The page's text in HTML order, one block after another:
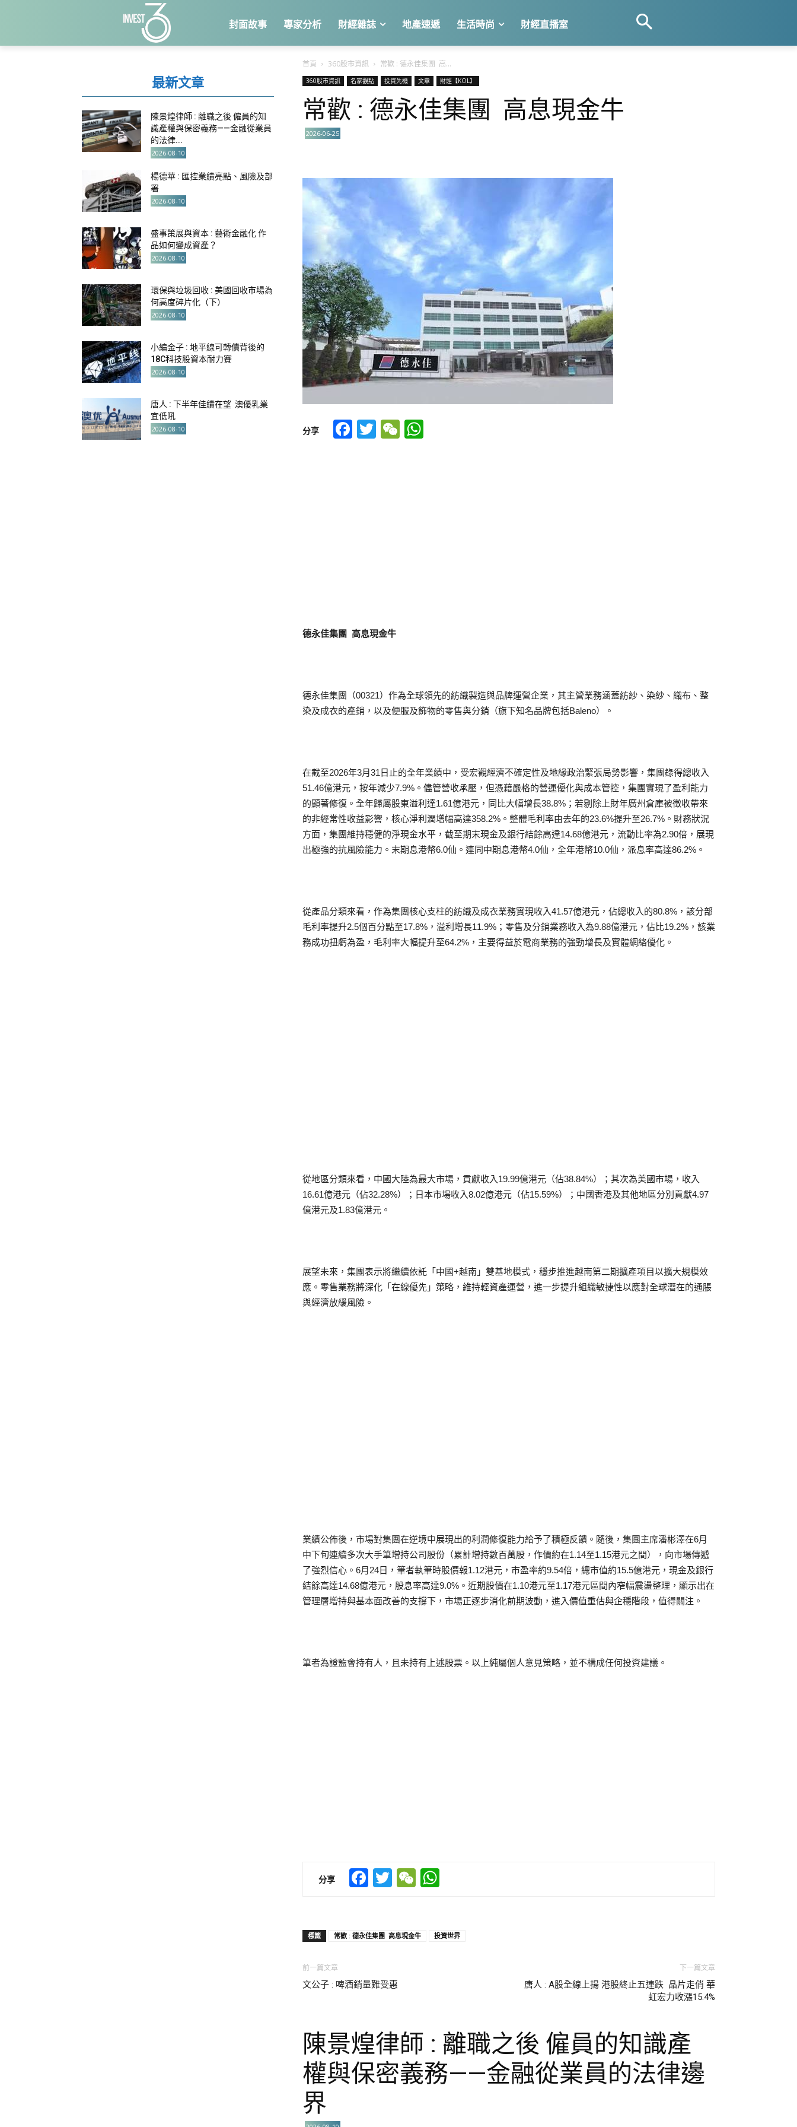
封面故事 專家分析 財經雜誌 地產速遞 生活時尚 財經直播室
首頁 360股市資訊 常歡 : 德永佳集團 高...
360股市資訊 名家觀點 投資先機 文章 財經【KOL】
常歡 : 德永佳集團 高息現金牛
2026-06-25
分享 Facebook
TwitterWeChat
德永佳集團 高息現金牛
德永佳集團（00321）作為全球領先的紡織製造與品牌運營企業，其主營業務涵蓋紡紗、染紗、織布、整
染及成衣的產銷，以及便服及飾物的零售與分銷（旗下知名品牌包括Baleno）。
在截至2026年3月31日止的全年業績中，受宏觀經濟不確定性及地緣政治緊張局勢影響，集團錄得總收入
51.46億港元，按年減少7.9%。儘管營收承壓，但憑藉嚴格的營運優化與成本管控，集團實現了盈利能力
的顯著修復。全年歸屬股東溢利達1.61億港元，同比大幅增長38.8%；若剔除上財年廣州倉庫被徵收帶來
的非經常性收益影響，核心淨利潤增幅高達358.2%。整體毛利率由去年的23.6%提升至26.7%。財務狀況
方面，集團維持穩健的淨現金水平，截至期末現金及銀行結餘高達14.68億港元，流動比率為2.90倍，展現
出極強的抗風險能力。末期息港幣6.0仙。連同中期息港幣4.0仙，全年港幣10.0仙，派息率高達86.2%。
從產品分類來看，作為集團核心支柱的紡織及成衣業務實現收入41.57億港元，佔總收入的80.8%，該分部
毛利率提升2.5個百分點至17.8%，溢利增長11.9%；零售及分銷業務收入為9.88億港元，佔比19.2%，該業
務成功扭虧為盈，毛利率大幅提升至64.2%，主要得益於電商業務的強勁增長及實體網絡優化。
從地區分類來看，中國大陸為最大市場，貢獻收入19.99億港元（佔38.84%）；其次為美國市場，收入
16.61億港元（佔32.28%）；日本市場收入8.02億港元（佔15.59%）；中國香港及其他地區分別貢獻4.97
億港元及1.83億港元。
展望未來，集團表示將繼續依託「中國+越南」雙基地模式，穩步推進越南第二期擴產項目以擴大規模效
應。零售業務將深化「在線優先」策略，維持輕資產運營，進一步提升組織敏捷性以應對全球潛在的通脹
與經濟放緩風險。
業績公佈後，市場對集團在逆境中展現出的利潤修復能力給予了積極反饋。隨後，集團主席潘彬澤在6月
中下旬連續多次大手筆增持公司股份（累計增持數百萬股，作價約在1.14至1.15港元之間），向市場傳遞
了強烈信心。6月24日，筆者執筆時股價報1.12港元，市盈率約9.54倍，總市值約15.5億港元，現金及銀行
結餘高達14.68億港元，股息率高達9.0%。近期股價在1.10港元至1.17港元區間內窄幅震盪整理，顯示出在
管理層增持與基本面改善的支撐下，市場正逐步消化前期波動，進入價值重估與企穩階段，值得關注。
筆者為證監會持有人，且未持有上述股票。以上純屬個人意見策略，並不構成任何投資建議。
分享 Facebook
TwitterWeChat
標籤 常歡 : 德永佳集團 高息現金牛 投資世界
前一篇文章
文公子 : 啤酒銷量難受惠
下一篇文章
唐人 : A股全線上揚 港股終止五連跌 晶片走俏 華
虹宏力收漲15.4%
陳景煌律師 : 離職之後 僱員的知識產
權與保密義務——金融從業員的法律邊
界
最新文章
陳景煌律師 : 離職之後 僱員的知
識產權與保密義務——金融從業員
的法律...
2026-08-10
楊德華 : 匯控業績亮點、風險及部
署
2026-08-10
盛事策展與資本 : 藝術金融化 作
品如何變成資產？
2026-08-10
環保與垃圾回收 : 美國回收市場為
何高度碎片化（下）
2026-08-10
小編金子 : 地平線可轉債背後的
18C科技股資本耐力賽
2026-08-10
唐人 : 下半年佳績在望 澳優乳業
宜低吼
2026-08-10